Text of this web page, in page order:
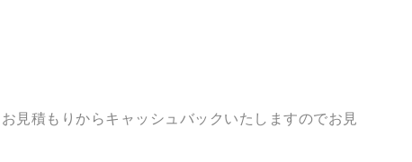
見積もりからキャッシュバックいたしますのでお見